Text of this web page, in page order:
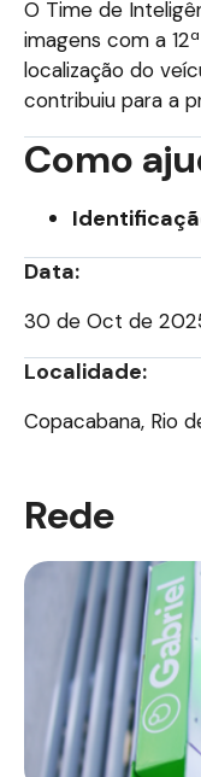
O Time de
imagens com a
localização do
contribuiu para a
Como
Data:
30 de Oct de
Localidade:
Copacabana, Rio
Rede